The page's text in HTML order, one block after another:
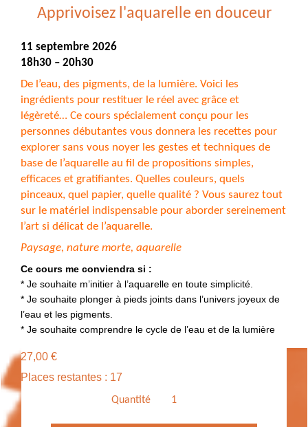
Apprivoisez l'aquarelle en douceur
11 septembre 2026
18h30 – 20h30
De l’eau, des pigments, de la lumière. Voici les
ingrédients pour restituer le réel avec grâce et
légèreté… Ce cours spécialement conçu pour les
personnes débutantes vous donnera les recettes pour
explorer sans vous noyer les gestes et techniques de
base de l’aquarelle au fil de propositions simples,
efficaces et gratifiantes. Quelles couleurs, quels
pinceaux, quel papier, quelle qualité ? Vous saurez tout
sur le matériel indispensable pour aborder sereinement
l’art si délicat de l’aquarelle.
Paysage, nature morte, aquarelle
Ce cours me conviendra si :
* Je souhaite m’initier à l’aquarelle en toute simplicité.
* Je souhaite plonger à pieds joints dans l’univers joyeux de
l’eau et les pigments.
* Je souhaite comprendre le cycle de l’eau et de la lumière
27,00 €
Places restantes : 17
Quantité
quantité